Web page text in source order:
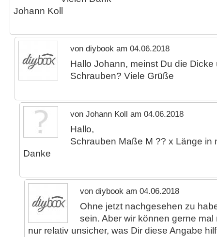
Johann Koll
von diybook am 04.06.2018
Hallo Johann, meinst Du die Dicke
Schrauben? Viele Grüße
von Johann Koll am 04.06.2018
Hallo,
Schrauben Maße M ?? x Länge in
Danke
von diybook am 04.06.2018
Ohne jetzt nachgesehen zu
sein. Aber wir können gerne
nur relativ unsicher, was Dir diese Angabe